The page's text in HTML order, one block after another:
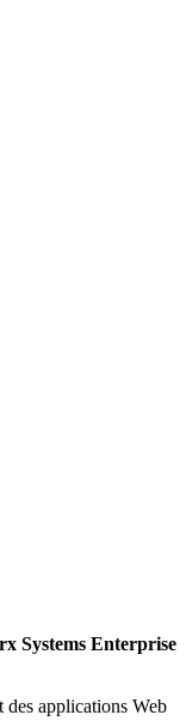
Systems Enterprise
des applications Web